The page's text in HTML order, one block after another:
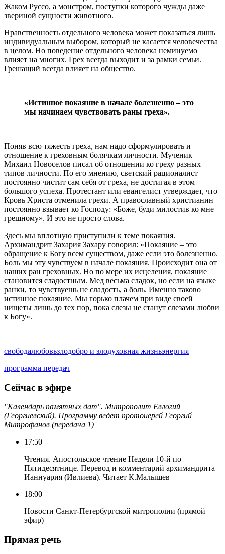
Жаком Руссо, а монстром, поступки которого чужды даже
звериной сущности животного.
Нравственность отдельного человека может показаться лишь
индивидуальным выбором, который не касается человечества
в целом. Но поведение отдельного человека неминуемо
влияет на многих. Грех всегда выходит и за рамки семьи.
Грешащий всегда влияет на общество.
«Истинное покаяние в начале болезненно – это
мы начинаем чувствовать раны греха».
Поняв всю тяжесть греха, нам надо сформулировать и
отношение к греховным болячкам личности. Мученик
Михаил Новоселов писал об отношении ко греху разных
типов личности. По его мнению, светский рационалист
постоянно чистит сам себя от греха, не достигая в этом
большого успеха. Протестант или евангелист утверждает, что
Кровь Христа отменила грехи. А православный христианин
постоянно взывает ко Господу: «Боже, буди милостив ко мне
грешному». И это не просто слова.
Здесь мы вплотную приступили к теме покаяния.
Архимандрит Захария Захару говорил: «Покаяние – это
обращение к Богу всем существом, даже если это болезненно.
Боль мы эту чувствуем в начале покаяния. Происходит она от
наших ран греховных. Но по мере их исцеления, покаяние
становится сладостным. Мед весьма сладок, но если на языке
ранки, то чувствуешь не сладость, а боль. Именно таково
истинное покаяние. Мы горько плачем при виде своей
нищеты лишь до тех пор, пока слезы не станут слезами любви
к Богу».
свободалюбовьзлодобро и злодуховная жизньэнергия
программа передач
Сейчас в эфире
"Календарь памятных дат". Митрополит Евлогий
(Георгиевский). Программу ведет протоиерей Георгий
Митрофанов (передача 1)
17:50
Чтения. Апостольское чтение Недели 10-й по
Пятидесятнице. Перевод и комментарий архимандрита
Ианнуария (Ивлиева). Читает К.Малышев
18:00
Новости Санкт-Петербургской митрополии (прямой
эфир)
Прямая речь